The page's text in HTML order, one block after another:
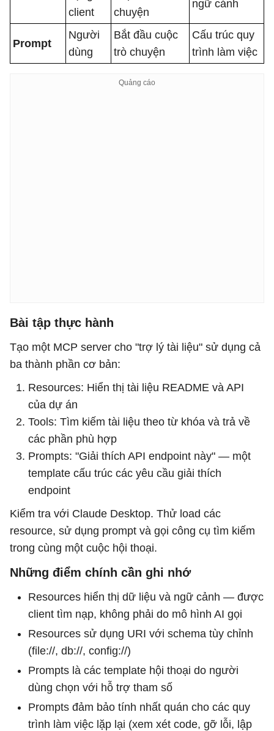
client
chuyện
ngữ cảnh
Prompt
Người
dùng
Bắt đầu cuộc
trò chuyện
Cấu trúc quy
trình làm việc
Bài tập thực hành
Tạo một MCP server cho "trợ lý tài liệu" sử dụng cả
ba thành phần cơ bản:
Resources: Hiển thị tài liệu README và API
của dự án
Tools: Tìm kiếm tài liệu theo từ khóa và trả về
các phần phù hợp
Prompts: "Giải thích API endpoint này" — một
template cấu trúc các yêu cầu giải thích
endpoint
Kiểm tra với Claude Desktop. Thử load các
resource, sử dụng prompt và gọi công cụ tìm kiếm
trong cùng một cuộc hội thoại.
Những điểm chính cần ghi nhớ
Resources hiển thị dữ liệu và ngữ cảnh — được
client tìm nạp, không phải do mô hình AI gọi
Resources sử dụng URI với schema tùy chỉnh
(file://, db://, config://)
Prompts là các template hội thoại do người
dùng chọn với hỗ trợ tham số
Prompts đảm bảo tính nhất quán cho các quy
trình làm việc lặp lại (xem xét code, gỡ lỗi, lập